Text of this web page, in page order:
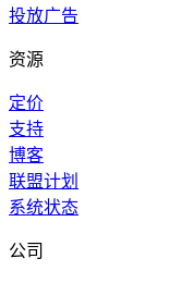
投放广告
资源
定价
支持
博客
联盟计划
系统状态
公司